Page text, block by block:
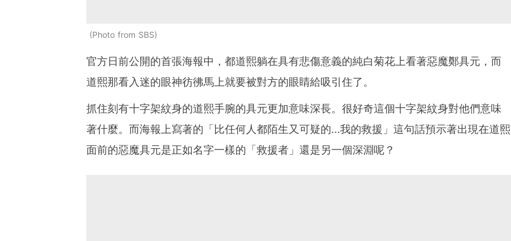
Photo from SBS
官方日前公開的首張海報中，都道熙躺在具有悲傷意義的純白菊花上看著惡魔鄭具元，而
道熙那看入迷的眼神彷彿馬上就要被對方的眼睛給吸引住了。
抓住刻有十字架紋身的道熙手腕的具元更加意味深長。很好奇這個十字架紋身對他們意味
著什麼。而海報上寫著的「比任何人都陌生又可疑的...我的救援」這句話預示著出現在道熙
面前的惡魔具元是正如名字一樣的「救援者」還是另一個深淵呢？